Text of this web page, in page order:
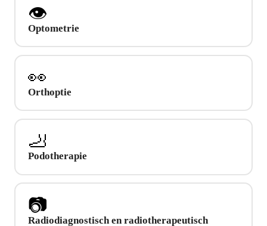
👁️
Optometrie
👀
Orthoptie
🦶
Podotherapie
📷
Radiodiagnostisch en radiotherapeutisch